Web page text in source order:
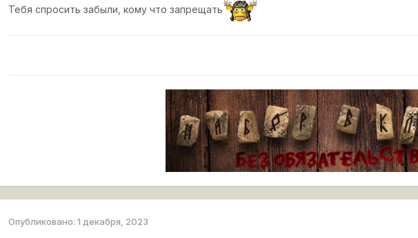
Тебя спросить забыли, кому что запрещать
Опубликовано:1 декабря, 2023